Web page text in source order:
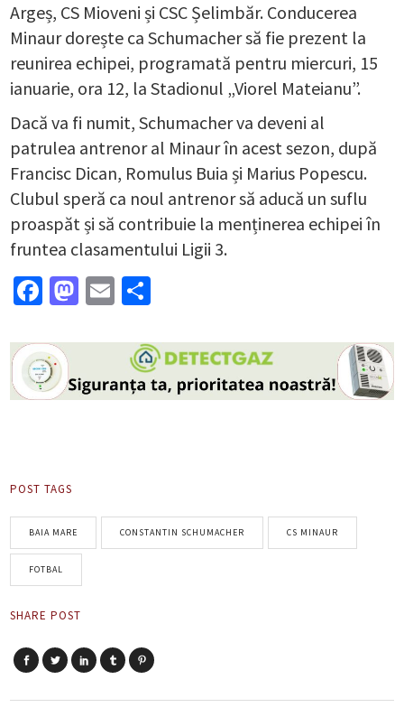
Argeș, CS Mioveni și CSC Șelimbăr. Conducerea
Minaur dorește ca Schumacher să fie prezent la
reunirea echipei, programată pentru miercuri, 15
ianuarie, ora 12, la Stadionul „Viorel Mateianu”.
Dacă va fi numit, Schumacher va deveni al
patrulea antrenor al Minaur în acest sezon, după
Francisc Dican, Romulus Buia și Marius Popescu.
Clubul speră ca noul antrenor să aducă un suflu
proaspăt și să contribuie la menținerea echipei în
fruntea clasamentului Ligii 3.
Facebook
Mastodon
Email
POST TAGS
BAIA MARE CONSTANTIN SCHUMACHER CS MINAUR
FOTBAL
SHARE POST